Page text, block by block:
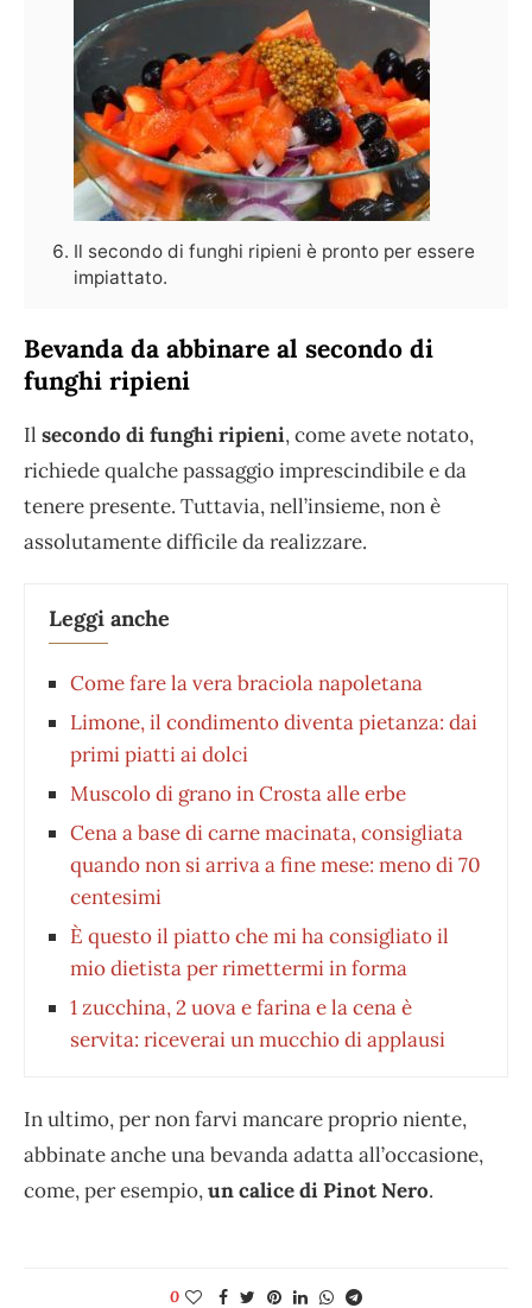
Il secondo di funghi ripieni è pronto per essere
impiattato.
Bevanda da abbinare al secondo di
funghi ripieni
Il secondo di funghi ripieni, come avete notato,
richiede qualche passaggio imprescindibile e da
tenere presente. Tuttavia, nell’insieme, non è
assolutamente difficile da realizzare.
Leggi anche
Come fare la vera braciola napoletana
Limone, il condimento diventa pietanza: dai
primi piatti ai dolci
Muscolo di grano in Crosta alle erbe
Cena a base di carne macinata, consigliata
quando non si arriva a fine mese: meno di 70
centesimi
È questo il piatto che mi ha consigliato il
mio dietista per rimettermi in forma
1 zucchina, 2 uova e farina e la cena è
servita: riceverai un mucchio di applausi
In ultimo, per non farvi mancare proprio niente,
abbinate anche una bevanda adatta all’occasione,
come, per esempio,un calice di Pinot Nero.
0